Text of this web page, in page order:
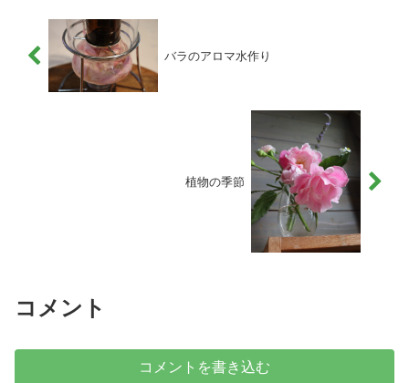
バラのアロマ水作り
植物の季節
コメント
コメントを書き込む